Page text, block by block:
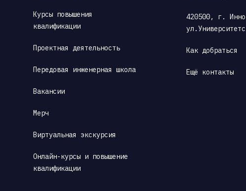
Курсы повышения
квалификации
Проектная деятельность
Передовая инженерная школа
Вакансии
Мерч
Виртуальная экскурсия
Онлайн-курсы и повышение
квалификации
420500, г.
Как добраться
Ещё контакты